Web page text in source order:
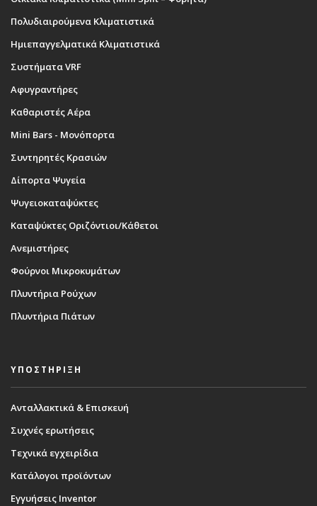
Πολυδιαιρούμενα Κλιματιστικά
Ημιεπαγγελματικά Κλιματιστικά
Συστήματα VRF
Αφυγραντήρες
Καθαριστές Αέρα
Mini Bars - Μονόπορτα
Συντηρητές Κρασιών
Δίπορτα Ψυγεία
Ψυγειοκαταψύκτες
Καταψύκτες Οριζόντιοι/Κάθετοι
Ανεμιστήρες
Φούρνοι Μικροκυμάτων
Πλυντήρια Ρούχων
Πλυντήρια Πιάτων
ΥΠΟΣΤΗΡΙΞΗ
Ανταλλακτικά & Επισκευή
Συχνές ερωτήσεις
Τεχνικά εγχειρίδια
Κατάλογοι προϊόντων
Εγγυήσεις Inventor